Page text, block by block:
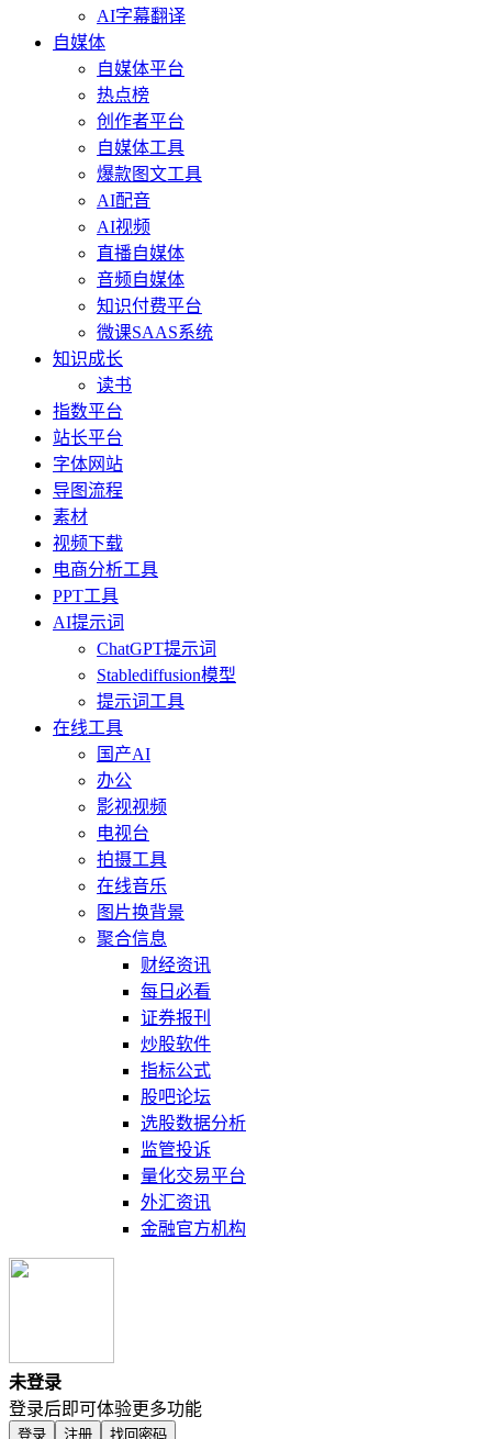
AI字幕翻译
自媒体
自媒体平台
热点榜
创作者平台
自媒体工具
爆款图文工具
AI配音
AI视频
直播自媒体
音频自媒体
知识付费平台
微课SAAS系统
知识成长
读书
指数平台
站长平台
字体网站
导图流程
素材
视频下载
电商分析工具
PPT工具
AI提示词
ChatGPT提示词
Stablediffusion模型
提示词工具
在线工具
国产AI
办公
影视视频
电视台
拍摄工具
在线音乐
图片换背景
聚合信息
财经资讯
每日必看
证券报刊
炒股软件
指标公式
股吧论坛
选股数据分析
监管投诉
量化交易平台
外汇资讯
金融官方机构
未登录
登录后即可体验更多功能
登录 注册 找回密码